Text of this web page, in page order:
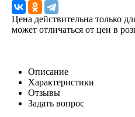
Цена действительна только
может отличаться от цен в
Описание
Характеристики
Отзывы
Задать вопрос